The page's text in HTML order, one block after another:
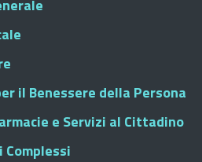
il Benessere della Persona
e Servizi al Cittadino